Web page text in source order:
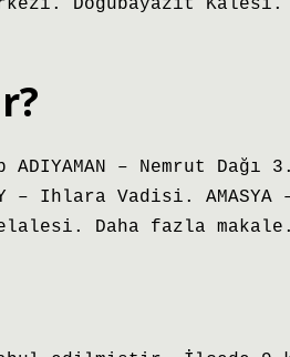
Doğubayazıt
– Nemrut Dağı 3.
– Ihlara Vadisi. AMASYA
şelalesi. Daha fazla